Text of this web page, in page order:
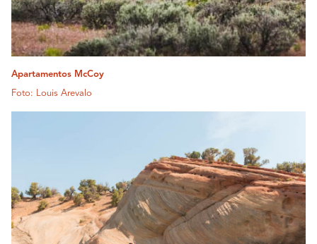
Apartamentos McCoy
Foto: Louis Arevalo